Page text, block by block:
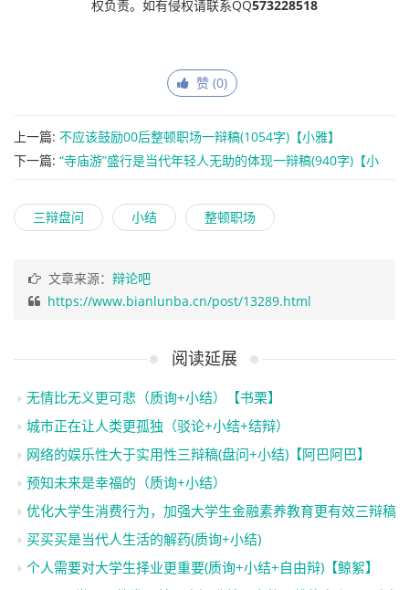
权负责。如有侵权请联系QQ573228518
赞 (0)
上一篇: 不应该鼓励00后整顿职场一辩稿(1054字)【小雅】
下一篇: “寺庙游”盛行是当代年轻人无助的体现一辩稿(940字)【小
三辩盘问 小结 整顿职场
文章来源： 辩论吧
https://www.bianlunba.cn/post/13289.html
阅读延展
无情比无义更可悲（质询+小结）【书栗】
城市正在让人类更孤独（驳论+小结+结辩）
网络的娱乐性大于实用性三辩稿(盘问+小结)【阿巴阿巴】
预知未来是幸福的（质询+小结）
优化大学生消费行为，加强大学生金融素养教育更有效三辩稿
买买买是当代人生活的解药(质询+小结)
个人需要对大学生择业更重要(质询+小结+自由辩)【鲸絮】